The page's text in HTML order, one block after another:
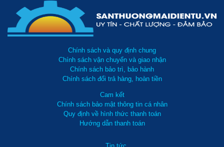
Chính sách và quy định chung
Chính sách vận chuyển và giao nhận
Chính sách bảo trì, bảo hành
Chính sách đổi trả hàng, hoàn tiền
Cam kết
Chính sách bảo mật thông tin cá nhân
Quy định về hình thức thanh toán
Hướng dẫn thanh toán